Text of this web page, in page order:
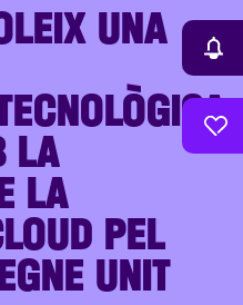
UNA
LA
LA
PEL
UNIT